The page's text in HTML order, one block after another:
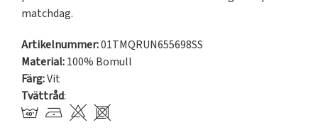
matchdag.
Artikelnummer:01TMQRUN655698SS
Material:100% Bomull
Färg:Vit
Tvättråd: